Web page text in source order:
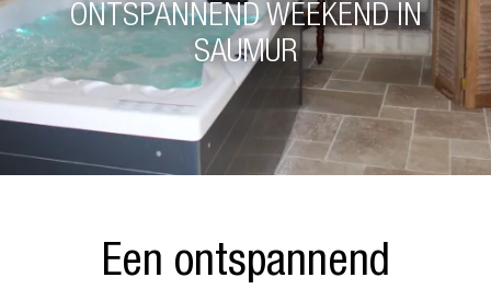
ONTSPANNEND WEEKEND IN
SAUMUR
Een ontspannend